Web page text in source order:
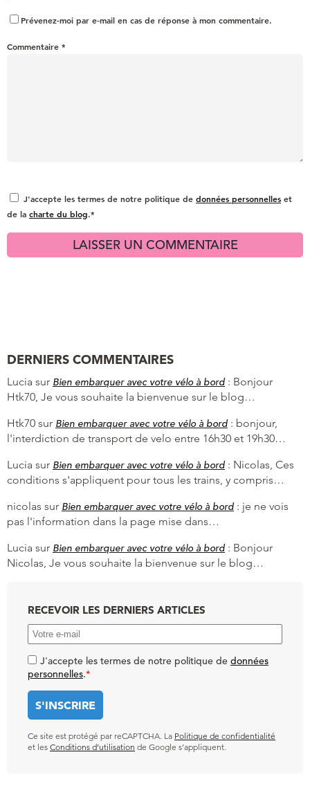
Prévenez-moi par e-mail en cas de réponse à mon commentaire.
Commentaire *
J'accepte les termes de notre politique de données personnelles et
de la charte du blog.*
DERNIERS COMMENTAIRES
Lucia sur Bien embarquer avec votre vélo à bord : Bonjour
Htk70, Je vous souhaite la bienvenue sur le blog…
Htk70 sur Bien embarquer avec votre vélo à bord : bonjour,
l'interdiction de transport de velo entre 16h30 et 19h30…
Lucia sur Bien embarquer avec votre vélo à bord : Nicolas, Ces
conditions s'appliquent pour tous les trains, y compris…
nicolas sur Bien embarquer avec votre vélo à bord : je ne vois
pas l'information dans la page mise dans…
Lucia sur Bien embarquer avec votre vélo à bord : Bonjour
Nicolas, Je vous souhaite la bienvenue sur le blog…
RECEVOIR LES DERNIERS ARTICLES
J'accepte les termes de notre politique de données
personnelles.*
Ce site est protégé par reCAPTCHA. La Politique de confidentialité
et les Conditions d’utilisation de Google s’appliquent.